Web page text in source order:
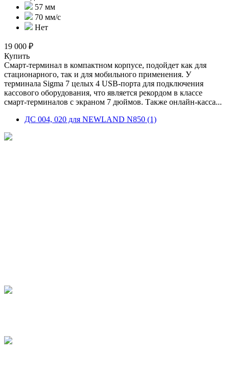
57 мм
70 мм/с
Нет
19 000 ₽
Купить
Смарт-терминал в компактном корпусе, подойдет как для
стационарного, так и для мобильного применения. У
терминала Sigma 7 целых 4 USB-порта для подключения
кассового оборудования, что является рекордом в классе
смарт-терминалов с экраном 7 дюймов. Также онлайн-касса...
ДC 004, 020 для NEWLAND N850 (1)